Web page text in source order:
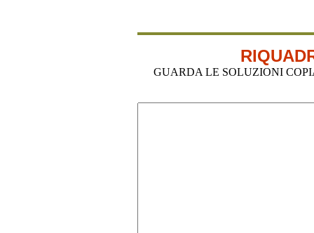
GUARDA LE SOLUZIONI